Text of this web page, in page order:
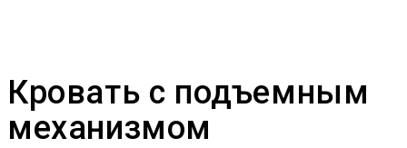
Кровать с подъемным
механизмом